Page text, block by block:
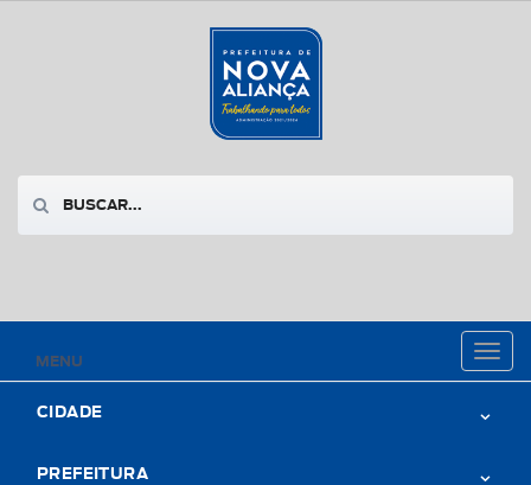
MENU
Toggle
CIDADE
PREFEITURA